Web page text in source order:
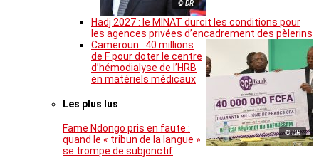
© DR
Hadj 2027 : le MINAT durcit les conditions pour
les agences privées d’encadrement des pèlerins
© DR
Cameroun : 40 millions
de F pour doter le centre
d’hémodialyse de l’HRB
en matériels médicaux
Les plus lus
Fame Ndongo pris en faute :
quand le « tribun de la langue »
se trompe de subjonctif